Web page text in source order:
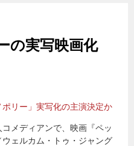
の実写映画化
リー」実写化の主演決定か
メディアンで、映画『ペッ
ウェルカム・トゥ・ジャング